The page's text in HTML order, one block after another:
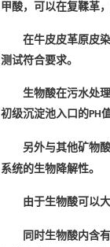
甲酸，可以在复鞣革
在牛皮皮革原皮
测试符合要求。
生物酸在污水处
初级沉淀池入口的PH
另外与其他矿物
系统的生物降解性。
由于生物酸可以
同时生物酸内含